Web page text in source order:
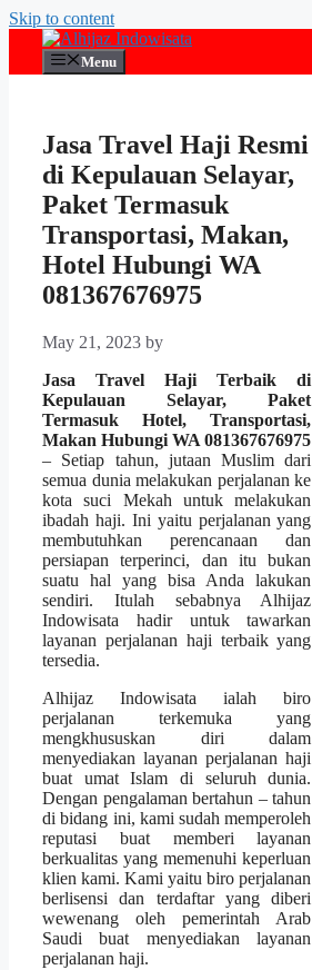
Skip to content
Menu
Jasa Travel Haji Resmi
di Kepulauan Selayar,
Paket Termasuk
Transportasi, Makan,
Hotel Hubungi WA
081367676975
May 21, 2023 by
Jasa Travel Haji Terbaik di
Kepulauan Selayar, Paket
Termasuk Hotel, Transportasi,
Makan Hubungi WA 081367676975
– Setiap tahun, jutaan Muslim dari
semua dunia melakukan perjalanan ke
kota suci Mekah untuk melakukan
ibadah haji. Ini yaitu perjalanan yang
membutuhkan perencanaan dan
persiapan terperinci, dan itu bukan
suatu hal yang bisa Anda lakukan
sendiri. Itulah sebabnya Alhijaz
Indowisata hadir untuk tawarkan
layanan perjalanan haji terbaik yang
tersedia.
Alhijaz Indowisata ialah biro
perjalanan terkemuka yang
mengkhususkan diri dalam
menyediakan layanan perjalanan haji
buat umat Islam di seluruh dunia.
Dengan pengalaman bertahun – tahun
di bidang ini, kami sudah memperoleh
reputasi buat memberi layanan
berkualitas yang memenuhi keperluan
klien kami. Kami yaitu biro perjalanan
berlisensi dan terdaftar yang diberi
wewenang oleh pemerintah Arab
Saudi buat menyediakan layanan
perjalanan haji.